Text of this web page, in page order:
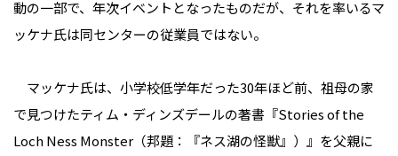
動の一部で、年次イベントとなったものだが、それを率いるマ
ッケナ氏は同センターの従業員ではない。
マッケナ氏は、小学校低学年だった30年ほど前、祖母の家
で見つけたティム・ディンズデールの著書『Stories of the
Loch Ness Monster（邦題：『ネス湖の怪獣』）』を父親に